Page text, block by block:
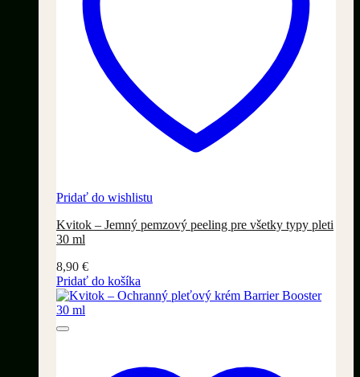
Pridať do wishlistu
Kvitok – Jemný pemzový peeling pre všetky typy pleti
30 ml
8,90 €
Pridať do košíka